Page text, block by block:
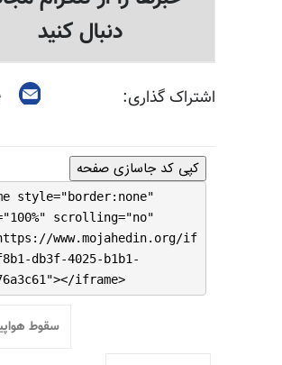
دنبال کنید
اشتراک گذاری:
کپی کد جاسازی صفحه
style="border:none"
scrolling="no"
www.mojahedin.org/if
db3f-4025-b1b1-
iframe>
سقوط